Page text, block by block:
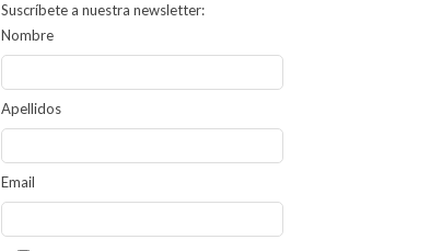
Suscríbete a nuestra newsletter:
Nombre
Apellidos
Email